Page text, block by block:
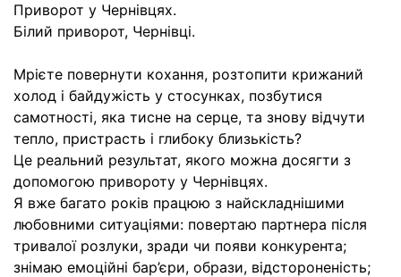
Приворот у Чернівцях.
Білий приворот, Чернівці.
Мрієте повернути кохання, розтопити крижаний
холод і байдужість у стосунках, позбутися
самотності, яка тисне на серце, та знову відчути
тепло, пристрасть і глибоку близькість?
Це реальний результат, якого можна досягти з
допомогою привороту у Чернівцях.
Я вже багато років працюю з найскладнішими
любовними ситуаціями: повертаю партнера після
тривалої розлуки, зради чи появи конкурента;
знімаю емоційні бар’єри, образи, відстороненість;